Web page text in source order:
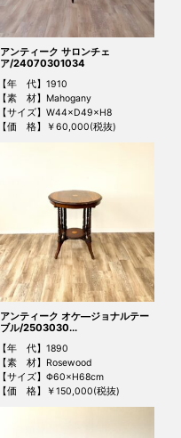
アンティーク サロンチェ
ア/24070301034
【年 代】1910
【素 材】Mahogany
【サイズ】W44×D49×H8
【価 格】￥60,000(税抜)
アンティーク オケ―ジョナルテー
ブル/2503030...
【年 代】1890
【素 材】Rosewood
【サイズ】Φ60×H68cm
【価 格】￥150,000(税抜)